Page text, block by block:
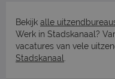
Bekijk alle
Werk in Stadskanaal?
vacatures van vele
Stadskanaal